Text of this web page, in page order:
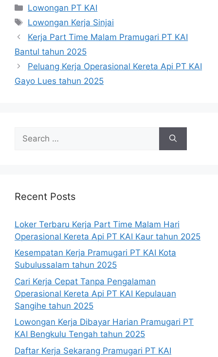
Categories
Lowongan PT KAI
Tags
Lowongan Kerja Sinjai
Kerja Part Time Malam Pramugari PT KAI
Bantul tahun 2025
Peluang Kerja Operasional Kereta Api PT KAI
Gayo Lues tahun 2025
for:
Recent Posts
Loker Terbaru Kerja Part Time Malam Hari
Operasional Kereta Api PT KAI Kaur tahun 2025
Kesempatan Kerja Pramugari PT KAI Kota
Subulussalam tahun 2025
Cari Kerja Cepat Tanpa Pengalaman
Operasional Kereta Api PT KAI Kepulauan
Sangihe tahun 2025
Lowongan Kerja Dibayar Harian Pramugari PT
KAI Bengkulu Tengah tahun 2025
Daftar Kerja Sekarang Pramugari PT KAI